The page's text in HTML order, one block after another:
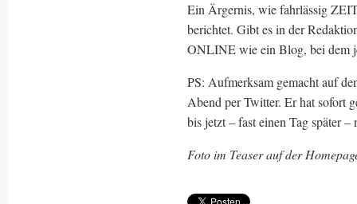
Ein Ärgernis, wie fahrlässig
berichtet. Gibt es in der
ONLINE wie ein Blog, bei dem
PS: Aufmerksam gemacht auf
Abend per Twitter. Er hat sofort
bis jetzt – fast einen Tag später –
Foto im Teaser auf der